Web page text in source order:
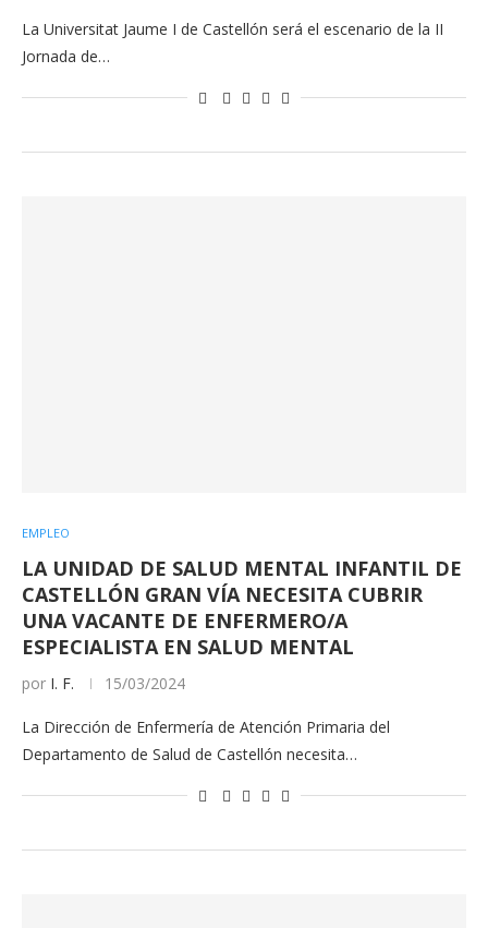
La Universitat Jaume I de Castellón será el escenario de la II
Jornada de…
EMPLEO
LA UNIDAD DE SALUD MENTAL INFANTIL DE
CASTELLÓN GRAN VÍA NECESITA CUBRIR
UNA VACANTE DE ENFERMERO/A
ESPECIALISTA EN SALUD MENTAL
por I. F. 15/03/2024
La Dirección de Enfermería de Atención Primaria del
Departamento de Salud de Castellón necesita…